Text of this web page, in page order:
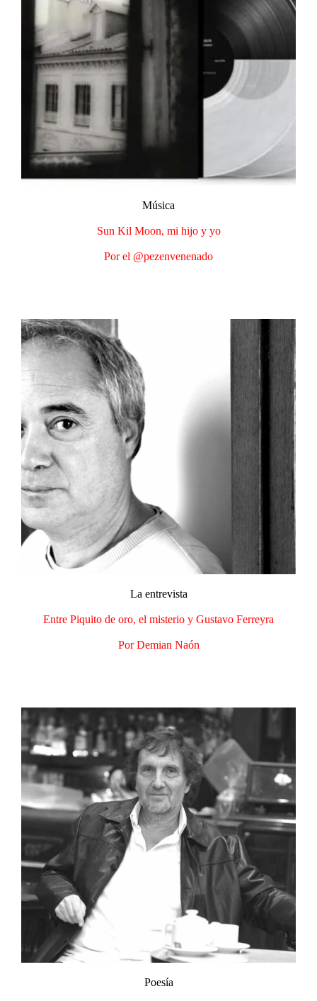
Música​
Sun Kil Moon, mi hijo y yo​
Por el @pezenvenenado​
La entrevista​
Entre Piquito de oro, el misterio y Gustavo Ferreyra
Por Demian Naón​
Poesía